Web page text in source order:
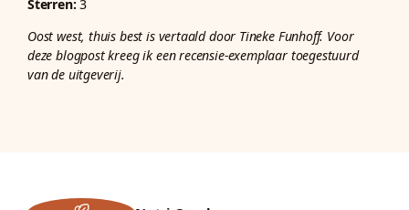
Sterren:3
Oost west, thuis best is vertaald door Tineke Funhoff. Voor
deze blogpost kreeg ik een recensie-exemplaar toegestuurd
van de uitgeverij.